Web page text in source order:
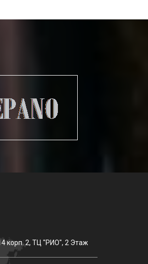
корп. 2, ТЦ "РИО", 2 Этаж